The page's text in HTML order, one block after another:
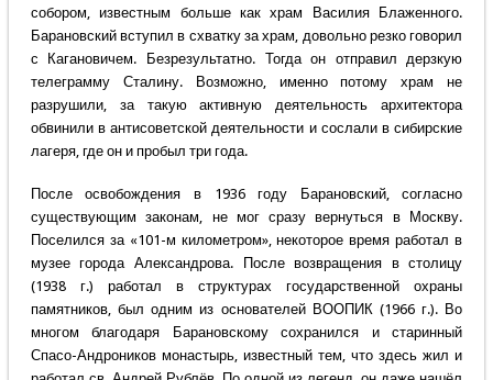
собором, известным больше как храм Василия Блаженного.
Барановский вступил в схватку за храм, довольно резко говорил
с Кагановичем. Безрезультатно. Тогда он отправил дерзкую
телеграмму Сталину. Возможно, именно потому храм не
разрушили, за такую активную деятельность архитектора
обвинили в антисоветской деятельности и сослали в сибирские
лагеря, где он и пробыл три года.
После освобождения в 1936 году Барановский, согласно
существующим законам, не мог сразу вернуться в Москву.
Поселился за «101-м километром», некоторое время работал в
музее города Александрова. После возвращения в столицу
(1938 г.) работал в структурах государственной охраны
памятников, был одним из основателей ВООПИК (1966 г.). Во
многом благодаря Барановскому сохранился и старинный
Спасо-Андроников монастырь, известный тем, что здесь жил и